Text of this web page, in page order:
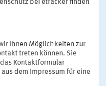
bei etracker finden
Ihnen Möglichkeiten zur
treten können. Sie
Kontaktformular
dem Impressum für eine